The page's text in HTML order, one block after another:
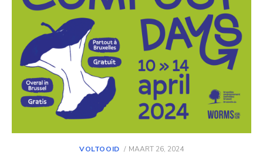
VOLTOOID
POSTED
MAART 26, 2024